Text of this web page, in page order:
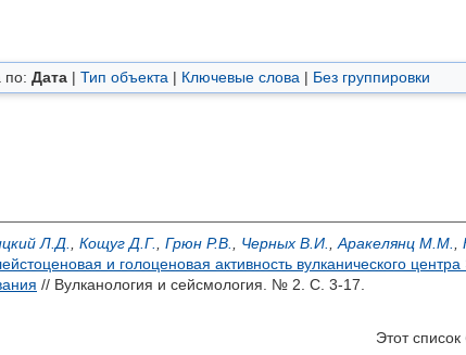
по: Дата | Тип объекта | Ключевые слова | Без группировки
Л.Д. Кощуг Д.Г. Грюн Р.В. Черных В.И. Аракелянц М.М.
и голоценовая активность вулканического
// Вулканология и сейсмология. № 2. С. 3-17.
Этот